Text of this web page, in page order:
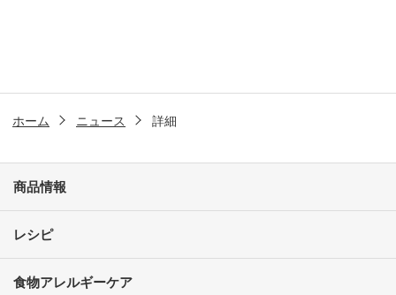
ホーム ニュース 詳細
商品情報
レシピ
食物アレルギーケア